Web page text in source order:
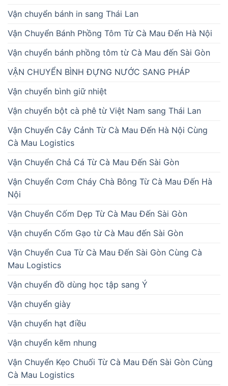
Vận chuyển bánh in sang Thái Lan
Vận Chuyển Bánh Phồng Tôm Từ Cà Mau Đến Hà Nội
Vận chuyển bánh phồng tôm từ Cà Mau đến Sài Gòn
VẬN CHUYỂN BÌNH ĐỰNG NƯỚC SANG PHÁP
Vận chuyển bình giữ nhiệt
Vận chuyển bột cà phê từ Việt Nam sang Thái Lan
Vận Chuyển Cây Cảnh Từ Cà Mau Đến Hà Nội Cùng
Cà Mau Logistics
Vận Chuyển Chả Cá Từ Cà Mau Đến Sài Gòn
Vận Chuyển Cơm Cháy Chà Bông Từ Cà Mau Đến Hà
Nội
Vận Chuyển Cốm Dẹp Từ Cà Mau Đến Sài Gòn
Vận chuyển Cốm Gạo từ Cà Mau đến Sài Gòn
Vận Chuyển Cua Từ Cà Mau Đến Sài Gòn Cùng Cà
Mau Logistics
Vận chuyển đồ dùng học tập sang Ý
Vận chuyển giày
Vận chuyển hạt điều
Vận chuyển kẽm nhung
Vận Chuyển Kẹo Chuối Từ Cà Mau Đến Sài Gòn Cùng
Cà Mau Logistics